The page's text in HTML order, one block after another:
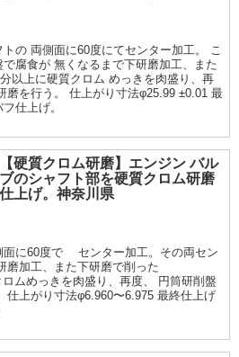
の 両側面に60度にてセンター加工。 こ
腐食が 無くなるまで下研磨加工、また
以上に硬質クロム めっきを肉盛り、再
磨を行う。 仕上がり寸法φ25.99 ±0.01 最
仕上げ。
【硬質クロム研磨】エンジン バル
ブのシャフト部を硬質クロム研磨
仕上げ。神奈川県
面に60度で センター加工。その両セン
磨加工、また下研磨で削った
ロムめっきを肉盛り、再度、 円筒研削盤
仕上がり寸法φ6.960〜6.975 最終仕上げ